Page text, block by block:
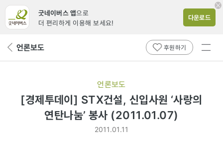
굿네이버스 앱으로
더 편리하게 이용해 보세요!
다운로드
뒤 언론보도 후원하기
전체
언론보도
[경제투데이] STX건설, 신입사원 ‘사랑의
연탄나눔’ 봉사 (2011.01.07)
2011.01.11